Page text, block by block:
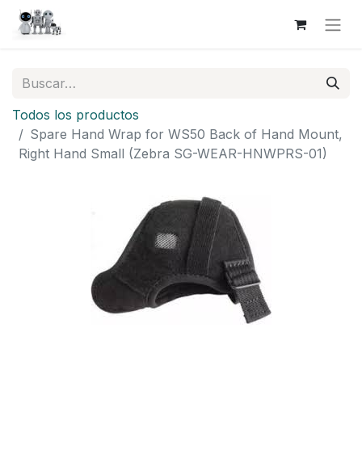
Todos los productos
Spare Hand Wrap for WS50 Back of Hand Mount,
Right Hand Small (Zebra SG-WEAR-HNWPRS-01)